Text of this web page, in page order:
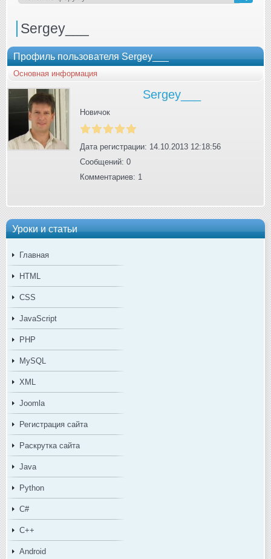
Уроки и статьи
Главная
HTML
CSS
JavaScript
PHP
MySQL
XML
Joomla
Регистрация сайта
Раскрутка сайта
Java
Python
C#
C++
Android
Sergey___
Профиль пользователя Sergey___
Основная информация
Sergey___
Новичок
Дата регистрации: 14.10.2013 12:18:56
Сообщений: 0
Комментариев: 1